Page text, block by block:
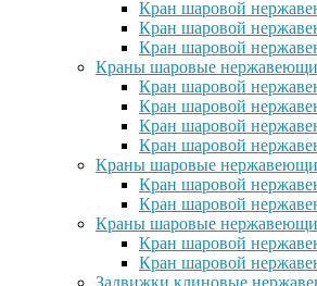
Кран шаровой
Кран шаровой
Кран шаровой
Краны шаровые
Кран шаровой
Кран шаровой
Кран шаровой
Кран шаровой
Краны шаровые
Кран шаровой
Кран шаровой
Краны шаровые
Кран шаровой
Кран шаровой
Задвижки клиновые